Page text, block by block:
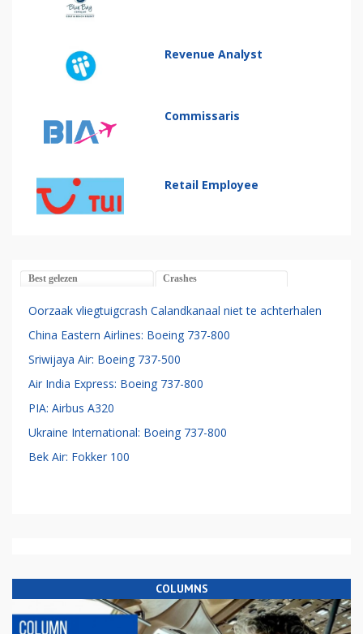
Revenue Analyst
Commissaris
Retail Employee
Best gelezen Crashes
Oorzaak vliegtuigcrash Calandkanaal niet te achterhalen
China Eastern Airlines: Boeing 737-800
Sriwijaya Air: Boeing 737-500
Air India Express: Boeing 737-800
PIA: Airbus A320
Ukraine International: Boeing 737-800
Bek Air: Fokker 100
COLUMNS